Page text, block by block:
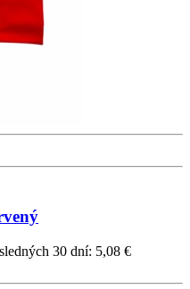
30 dní: 5,08 €